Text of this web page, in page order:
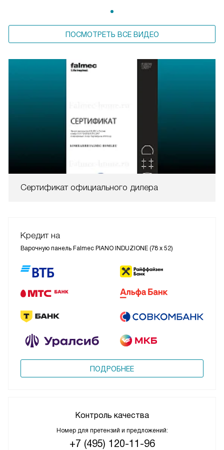
ПОСМОТРЕТЬ ВСЕ ВИДЕО
Сертификат официального дилера
Кредит на
Варочную панель Falmec PIANO INDUZIONE (78 х 52)
ПОДРОБНЕЕ
Контроль качества
Номер для претензий и предложений:
+7 (495) 120-11-96